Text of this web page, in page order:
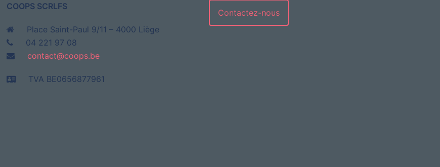
COOPS SCRLFS
Place Saint-Paul 9/11 – 4000 Liège
04 221 97 08
contact@coops.be
TVA BE0656877961
Contactez-nous